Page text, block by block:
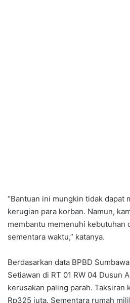
“Bantuan ini mungkin tidak dapat
kerugian para korban. Namun,
membantu memenuhi kebutuhan
sementara waktu,” katanya.
Berdasarkan data BPBD
Setiawan di RT 01 RW 04 Dusun
kerusakan paling parah. Taksiran
Rp325 juta. Sementara rumah